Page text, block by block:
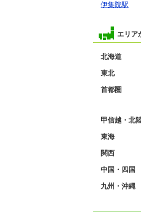
伊集院駅
エリア
北海道
東北
首都圏
甲信越・北
東海
関西
中国・四国
九州・沖縄